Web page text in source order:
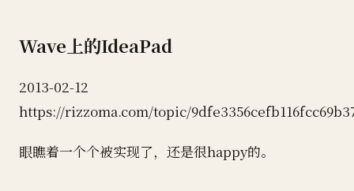
Wave上的IdeaPad
2013-02-12
https://rizzoma.com/topic/
眼瞧着一个个被实现了，还是很happy的。